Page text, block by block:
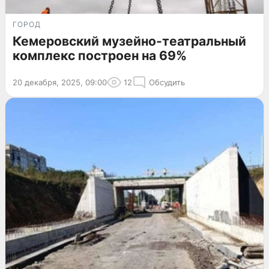
ГОРОД
Кемеровский музейно-театральный
комплекс построен на 69%
20 декабря, 2025, 09:00 12 Обсудить